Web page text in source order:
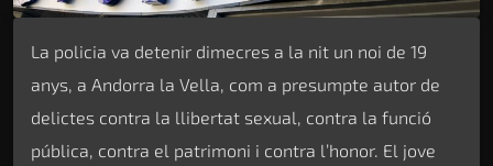
La policia va detenir dimecres a la nit un noi de 19
anys, a Andorra la Vella, com a presumpte autor de
delictes contra la llibertat sexual, contra la funció
pública, contra el patrimoni i contra l’honor. El jove